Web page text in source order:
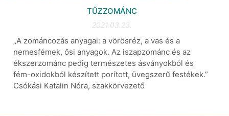
TŰZZOMÁNC
2021.03.23.
„A zománcozás anyagai: a vörösréz, a vas és a
nemesfémek, ősi anyagok. Az iszapzománc és az
ékszerzománc pedig természetes ásványokból és
fém-oxidokból készített porított, üvegszerű festékek.”
Csókási Katalin Nóra, szakkörvezető